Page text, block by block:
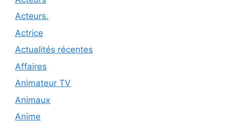
Acteurs.
Actrice
Actualités récentes
Affaires
Animateur TV
Animaux
Anime